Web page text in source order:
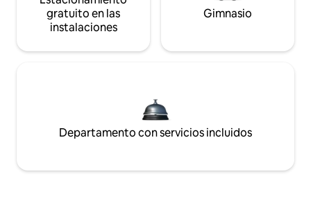
gratuito en las
instalaciones
Gimnasio
Departamento con servicios incluidos